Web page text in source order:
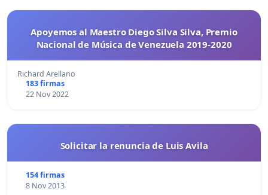
Apoyemos al Maestro Diego Silva Silva, Premio
Nacional de Música de Venezuela 2019-2020
Richard Arellano
183 firmas
22 Nov 2022
Solicitar la renuncia de Luis Avila
154 firmas
8 Nov 2013